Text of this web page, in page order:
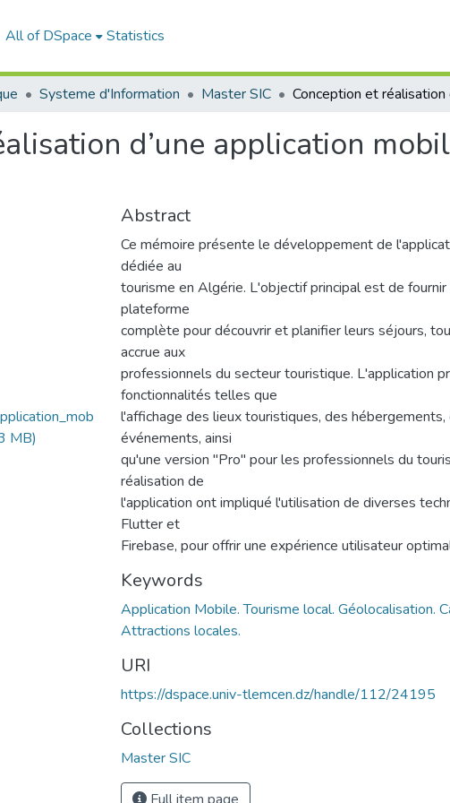
All of DSpace Statistics
Systeme d'Information Master SIC
d’une application
MB)
Abstract
Ce mémoire présente le développement de
dédiée au
tourisme en Algérie. L'objectif principal est de fournir
plateforme
complète pour découvrir et planifier leurs séjours,
accrue aux
professionnels du secteur touristique. L'application
fonctionnalités telles que
l'affichage des lieux touristiques, des
événements, ainsi
qu'une version "Pro" pour les professionnels du
réalisation de
l'application ont impliqué l'utilisation de diverses
Flutter et
Firebase, pour offrir une expérience utilisateur
Keywords
Application Mobile. Tourisme local. Géolocalisation.
Attractions locales.
URI
https://dspace.univ-tlemcen.dz/handle/112/24195
Collections
Master SIC